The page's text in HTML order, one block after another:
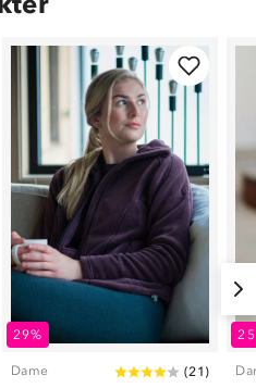
29%
Dame (21 )